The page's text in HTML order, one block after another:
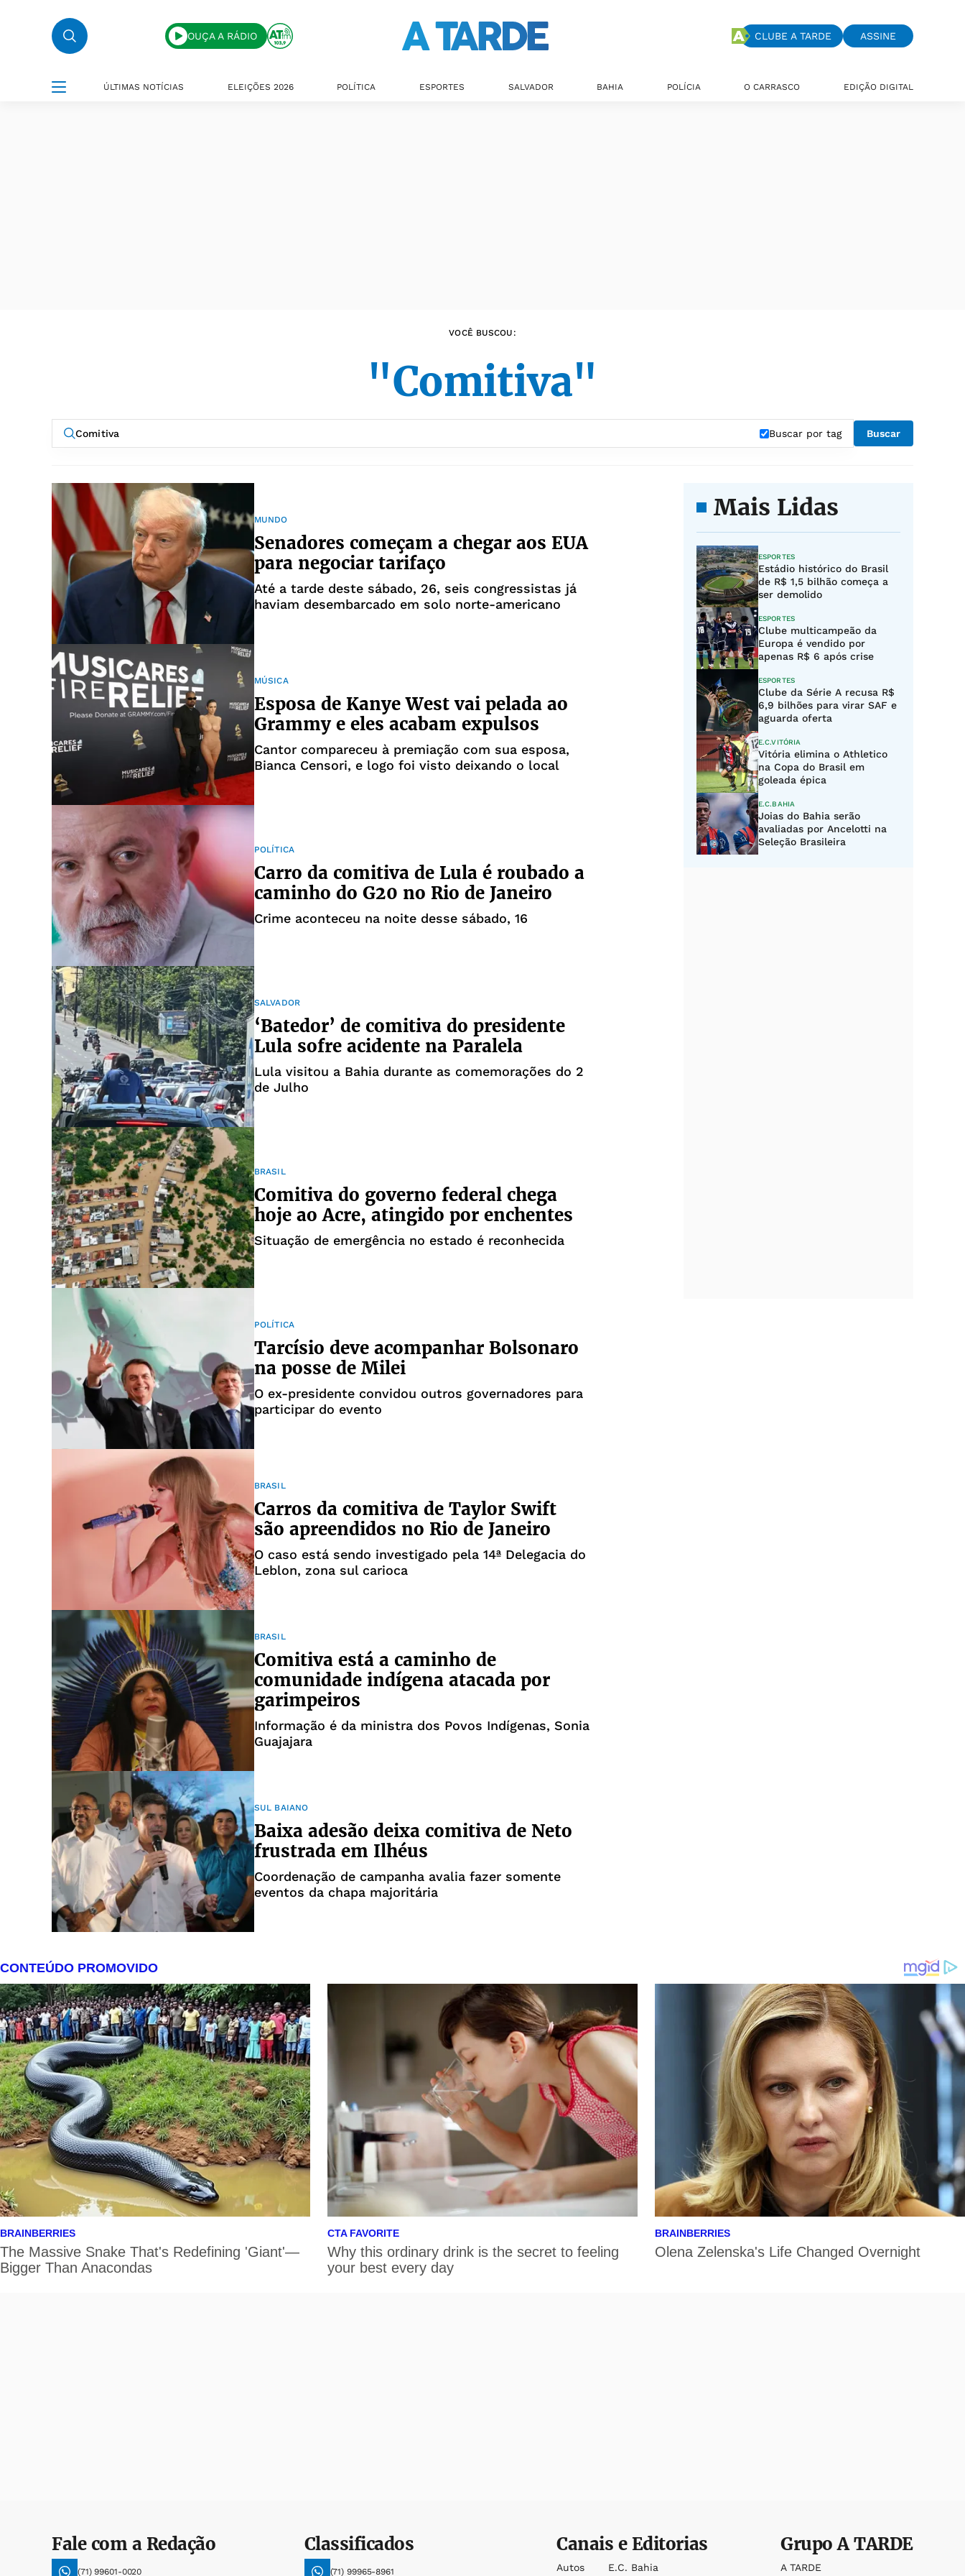
OUÇA A RÁDIO CLUBE A TARDE ASSINE
ÚLTIMAS NOTÍCIAS ELEIÇÕES 2026 POLÍTICA ESPORTES SALVADOR BAHIA POLÍCIA O CARRASCO EDIÇÃO DIGITAL
VOCÊ BUSCOU:
"Comitiva"
Buscar por tag Buscar
MUNDO
Senadores começam a chegar aos EUA
para negociar tarifaço
Até a tarde deste sábado, 26, seis congressistas já
haviam desembarcado em solo norte-americano
MÚSICA
Esposa de Kanye West vai pelada ao
Grammy e eles acabam expulsos
Cantor compareceu à premiação com sua esposa,
Bianca Censori, e logo foi visto deixando o local
POLÍTICA
Carro da comitiva de Lula é roubado a
caminho do G20 no Rio de Janeiro
Crime aconteceu na noite desse sábado, 16
SALVADOR
‘Batedor’ de comitiva do presidente
Lula sofre acidente na Paralela
Lula visitou a Bahia durante as comemorações do 2
de Julho
BRASIL
Comitiva do governo federal chega
hoje ao Acre, atingido por enchentes
Situação de emergência no estado é reconhecida
POLÍTICA
Tarcísio deve acompanhar Bolsonaro
na posse de Milei
O ex-presidente convidou outros governadores para
participar do evento
BRASIL
Carros da comitiva de Taylor Swift
são apreendidos no Rio de Janeiro
O caso está sendo investigado pela 14ª Delegacia do
Leblon, zona sul carioca
BRASIL
Comitiva está a caminho de
comunidade indígena atacada por
garimpeiros
Informação é da ministra dos Povos Indígenas, Sonia
Guajajara
SUL BAIANO
Baixa adesão deixa comitiva de Neto
frustrada em Ilhéus
Coordenação de campanha avalia fazer somente
eventos da chapa majoritária
Mais Lidas
ESPORTES
Estádio histórico do Brasil
de R$ 1,5 bilhão começa a
ser demolido
ESPORTES
Clube multicampeão da
Europa é vendido por
apenas R$ 6 após crise
ESPORTES
Clube da Série A recusa R$
6,9 bilhões para virar SAF e
aguarda oferta
E.C.VITÓRIA
Vitória elimina o Athletico
na Copa do Brasil em
goleada épica
E.C.BAHIA
Joias do Bahia serão
avaliadas por Ancelotti na
Seleção Brasileira
Fale com a Redação
(71) 99601-0020
Classificados
(71) 99965-8961
Canais e Editorias
Autos E.c. Bahia
GrupoA TARDE
A TARDE